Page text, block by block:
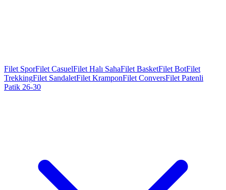
Filet SporFilet CasuelFilet Halı SahaFilet BasketFilet BotFilet
TrekkingFilet SandaletFilet KramponFilet ConversFilet Patenli
Patik 26-30